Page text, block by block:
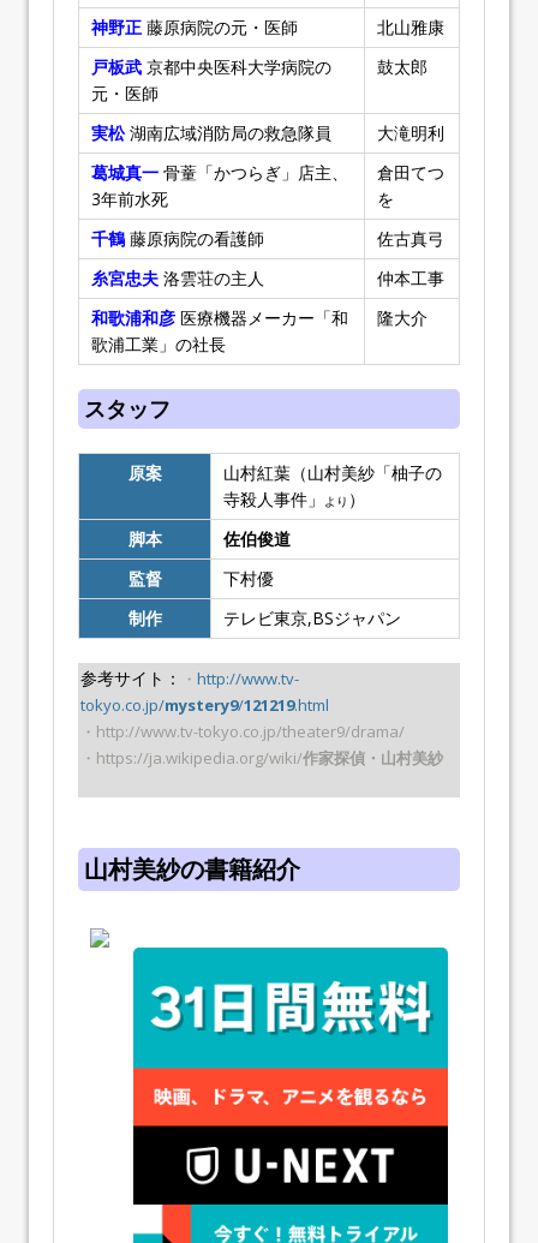
神野正 藤原病院の元・医師
北山雅康
戸板武 京都中央医科大学病院の
元・医師
鼓太郎
実松湖南広域消防局の救急隊員
大滝明利
葛城真一 骨蕫「かつらぎ」店主、
3年前水死
倉田てつ
を
千鶴 藤原病院の看護師
佐古真弓
糸宮忠夫 洛雲荘の主人
仲本工事
和歌浦和彦 医療機器メーカー「和
歌浦工業」の社長
隆大介
スタッフ
原案
山村紅葉（山村美紗「柚子の
寺殺人事件」
より ）
脚本
佐伯俊道
監督
下村優
制作
テレビ東京,BSジャパン
参考サイト： ・ http://www.tv-
tokyo.co.jp/mystery9/121219.html
・http://www.tv-tokyo.co.jp/theater9/drama/
・https://ja.wikipedia.org/wiki/作家探偵・山村美紗
山村美紗の書籍紹介